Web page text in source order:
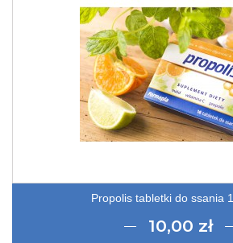
Propolis tabletki do ssania
10,00 zł